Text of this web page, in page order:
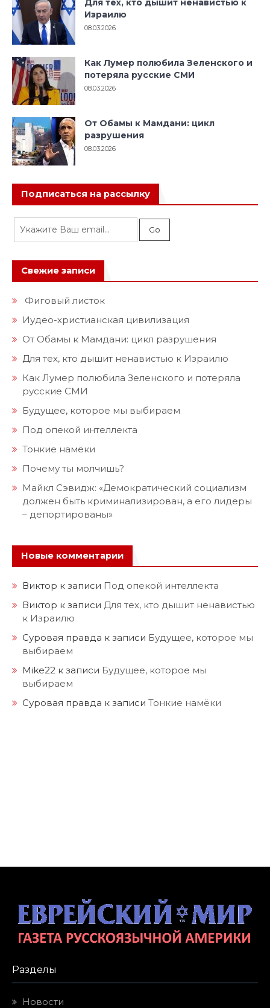
Для тех, кто дышит ненавистью к
Израилю
08.03.2026
Как Лумер полюбила Зеленского и
потеряла русские СМИ
08.03.2026
От Обамы к Мамдани: цикл
разрушения
08.03.2026
Подписаться на рассылку
Свежие записи
Фиговый листок
Иудео-христианская цивилизация
От Обамы к Мамдани: цикл разрушения
Для тех, кто дышит ненавистью к Израилю
Как Лумер полюбила Зеленского и потеряла
русские СМИ
Будущее, которое мы выбираем
Под опекой интеллекта
Тонкие намёки
Почему ты молчишь?
Майкл Сэвидж: «Демократический социализм
должен быть криминализирован, а его лидеры
– депортированы»
Новые комментарии
Виктор к записи Под опекой интеллекта
Виктор к записи Для тех, кто дышит ненавистью
к Израилю
Суровая правда к записи Будущее, которое мы
выбираем
Mike22 к записи Будущее, которое мы
выбираем
Суровая правда к записи Тонкие намёки
Разделы
Новости